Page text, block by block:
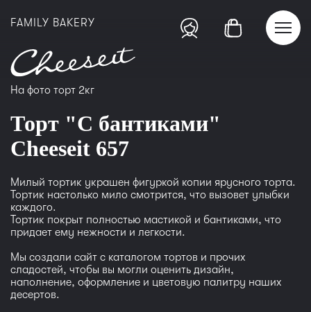
FAMILY BAKERY
На фото торт 2кг
Торт "С бантиками"
Cheeseit 657
Милый тортик украшен фигуркой копии ярусного торта.
Тортик настолько мило смотрится, что вызовет улыбки
каждого.
Тортик покрыт полностью мастикой и бантиками, что
придает ему нежности и легкости.
Мы создали сайт с каталогом тортов и прочих
сладостей, чтобы вы могли оценить дизайн,
наполнение, оформление и цветовую палитру наших
десертов.